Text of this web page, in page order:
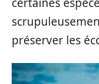
préserver les